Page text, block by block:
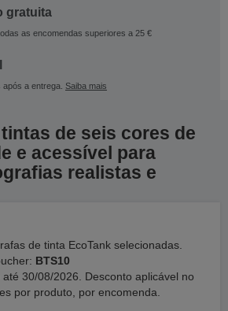
gratuita
as encomendas superiores a 25 €
a entrega. Saiba mais
de seis cores de
e acessível para
realistas e
de tinta EcoTank selecionadas.
BTS10
30/08/2026. Desconto aplicável no
por produto, por encomenda.